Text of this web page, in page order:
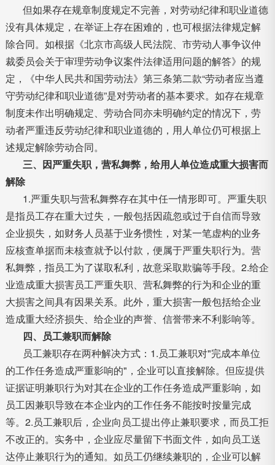
但如果存在规章制度规定不完善，对劳动纪律和职业道德
没有具体规定，在举证上存在困难的，也可根据法律规定解
除合同。如根据《北京市高级人民法院、市劳动人事争议仲
裁委员会关于审理劳动争议案件法律适用问题的解答》的规
定，《中华人民共和国劳动法》第三条第二款“劳动者应当遵
守劳动纪律和职业道德”是对劳动者的基本要求。如存在规章
制度未作出明确规定、劳动合同亦未明确约定的情况下，劳
动者严重违反劳动纪律和职业道德的，用人单位仍可根据上
述规定解除劳动合同。
三、因严重失职，营私舞弊，给用人单位造成重大损害而
解除
1.严重失职与营私舞弊存在其中任一情形即可。严重失职
是指员工存在重大过失，一般包括因疏忽或过于自信而导致
企业损失，如财务人员基于业务惯性，对某一笔虚构的业务
应核查单据而未核查就予以付款，便属于严重失职行为。营
私舞弊，指员工为了谋取私利，故意采取欺骗等手段。2.给企
业造成重大损害员工严重失职、营私舞弊的行为和企业的重
大损害之间具有因果关系。此外，重大损害一般包括给企业
造成重大经济损失、给企业的声誉、信誉带来不利影响等。
四、员工兼职而解除
员工兼职存在两种解决方式：1.员工兼职对"完成本单位
的工作任务造成严重影响的"，企业可以直接解除。但应提供
证据证明兼职行为对其在企业的工作任务造成严重影响，如
员工因兼职导致在本企业内的工作任务不能按时按量完成
等。2.员工兼职后，企业向员工提出停止兼职要求，而员工拒
不改正的。实务中，企业应尽量留下书面文件，如向员工送
达停止兼职行为的通知。如员工仍继续兼职的，企业可以解